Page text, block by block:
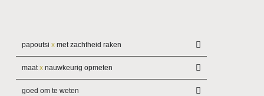
papoutsi xmet zachtheid raken
maatxnauwkeurig opmeten
goed om te weten